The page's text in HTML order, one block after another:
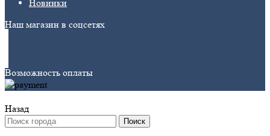
Новинки
Наш магазин в соцсетях
Возможность оплаты
Назад
Поиск